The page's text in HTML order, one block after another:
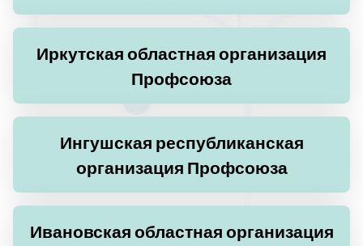
Иркутская областная организация
Профсоюза
Ингушская республиканская
организация Профсоюза
Ивановская областная организация